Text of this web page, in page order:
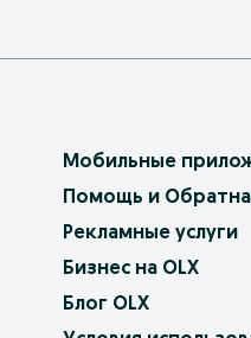
Мобильные
Помощь и
Рекламные услуги
Бизнес на OLX
Блог OLX